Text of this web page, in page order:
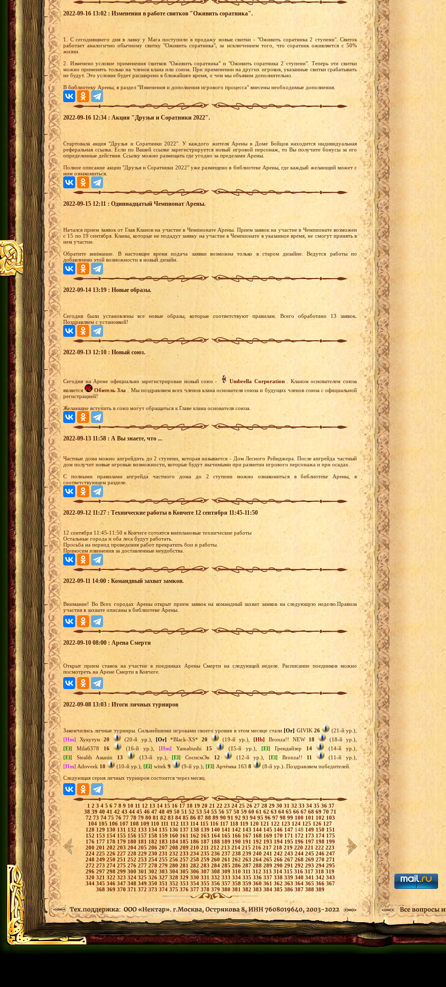
2022-09-16 13:02 : Изменения в работе свитков "Оживить соратника".
1. С сегодняшнего дня в лавку у Мага поступили в продажу новые свитки - "Оживить соратника 2 ступени". Свиток
работает аналогично обычному свитку "Оживить соратника", за исключением того, что соратник оживляется с 50%
жизни.
2. Изменено условие применения свитков "Оживить соратника" и "Оживить соратника 2 ступени". Теперь эти свитки
можно применять только на членов клана или союза. При применении на других игроков, указанные свитки срабатывать
не будут. Это условие будет расширено в ближайшее время, о чем мы объявим дополнительно.
В библиотеку Арены, в раздел "Изменения и дополнения игрового процесса" внесены необходимые дополнения.
2022-09-16 12:34 : Акция "Друзья и Соратники 2022".
Стартовала акция "Друзья и Соратники 2022". У каждого жителя Арены в Доме Бойцов находится индивидуальная
реферальная ссылка. Если по Вашей ссылке зарегистрируется новый игровой персонаж, то Вы получите бонусы за его
определенные действия. Ссылку можно размещать где угодно за пределами Арены.
Полное описание акции "Друзья и Соратники 2022" уже размещено в библиотеке Арены, где каждый желающий может с
ним ознакомиться.
2022-09-15 12:11 : Одиннадцатый Чемпионат Арены.
Начался прием заявок от Глав Кланов на участие в Чемпионате Арены. Прием заявок на участие в Чемпионате возможен
с 15 по 19 сентября. Кланы, которые не подадут заявку на участие в Чемпионате в указанное время, не смогут принять в
нем участие.
Обратите внимание. В настоящее время подача заявки возможна только в старом дизайне. Ведутся работы по
добавлению этой возможности в новый дизайн.
2022-09-14 13:19 : Новые образы.
Сегодня были установлены все новые образы, которые соответствуют правилам. Всего обработано 13 заявок.
Поздравляем с установкой!
2022-09-13 12:10 : Новый союз.
Сегодня на Арене официально зарегистрирован новый союз - Umbrella Corporation. Кланом основателем союза
является
Обитель Зла
. Мы поздравляем всех членов клана основателя союза и будущих членов союза с официальной
регистрацией!
Желающие вступить в союз могут обращаться к Главе клана основателя союза.
2022-09-13 11:58 : А Вы знаете, что ...
Частные дома можно апгрейдить до 2 ступени, которая называется - Дом Лесного Рейнджера. После апгрейда частный
дом получит новые игровые возможности, которые будут значимыми при развитии игрового персонажа и при осадах.
С полными правилами апгрейда частного дома до 2 ступени можно ознакомиться в библиотеке Арены, в
соответствующем разделе.
2022-09-12 11:27 : Технические работы в Ковчеге 12 сентября 11:45-11:50
12 сентября 11:45-11:50 в Ковчеге сотоятся внеплановые технические работы
Остальные города и оба леса будут работать.
Просьба на период проведения работ прекратить бои и работы.
Приносим извинения за доставленные неудобства.
2022-09-11 14:00 : Командный захват замков.
Внимание! Во Всех городах Арены открыт прием заявок на командный захват замков на следующую неделю.Правила
участия в захвате описаны в библиотеке Арены.
2022-09-10 08:00 : Арена Смерти
Открыт прием ставок на участие в поединках Арены Смерти на следующей неделе. Расписание поединков можно
посмотреть на Арене Смерти в Ковчеге.
2022-09-08 13:03 : Итоги личных турниров
Закончились личные турниры. Сильнейшими игроками своего уровня в этом месяце стали[Or] GIVIK 26
(21-й ур.),
[Hm] Хукутун20 (20-й ур.), [Or] *Black-XS* 20 (19-й ур.),[Hb] Bronza!! NEW 18
(18-й ур.),
[El] Mila6378 16 (16-й ур.), [Hm] Yamabushi 15 (15-й ур.), [El] Грендайзер 14
(14-й ур.),
[El] Stealth Assasin 13 (13-й ур.),[El] СосисмЭн 12 (12-й ур.),[El] Bronza!! 11
(11-й ур.),
[Hm] Adoveek 10 (10-й ур.), [El] witek 9 (9-й ур.), [El] Артёмка 163 8
(8-й ур.). Поздравляем победителей.
Следующая серия личных турниров состоится через месяц.
1 2 3 4 5 6 7 8 9 10 11 12 13 14 15 16 17 18 19 20 21 22 23 24 25 26 27 28 29 30 31 32 33 34 35 36 37
38 39 40 41 42 43 44 45 46 47 48 49 50 51 52 53 54 55 56 57 58 59 60 61 62 63 64 65 66 67 68 69 70 71
72 73 74 75 76 77 78 79 80 81 82 83 84 85 86 87 88 89 90 91 92 93 94 95 96 97 98 99 100 101 102 103
104 105 106 107 108 109 110 111 112 113 114 115 116 117 118 119 120 121 122 123 124 125 126 127
128 129 130 131 132 133 134 135 136 137 138 139 140 141 142 143 144 145 146 147 148 149 150 151
152 153 154 155 156 157 158 159 160 161 162 163 164 165 166 167 168 169 170 171 172 173 174 175
176 177 178 179 180 181 182 183 184 185 186 187 188 189 190 191 192 193 194 195 196 197 198 199
200 201 202 203 204 205 206 207 208 209 210 211 212 213 214 215 216 217 218 219 220 221 222 223
224 225 226 227 228 229 230 231 232 233 234 235 236 237 238 239 240 241 242 243 244 245 246 247
248 249 250 251 252 253 254 255 256 257258 259 260 261 262 263 264 265 266 267 268 269 270 271
272 273 274 275 276 277 278 279 280 281 282 283 284 285 286 287 288 289 290 291 292 293 294 295
296 297 298 299 300 301 302 303 304 305 306 307 308 309 310 311 312 313 314 315 316 317 318 319
320 321 322 323 324 325 326 327 328 329 330 331 332333 334 335 336 337 338 339 340 341 342 343
344 345 346 347 348 349 350 351 352 353 354 355 356 357 358 359 360 361 362363 364 365 366 367
368 369 370 371 372 373 374 375 376 377 378 379 380 381 382 383 384 385 386 387 388 389